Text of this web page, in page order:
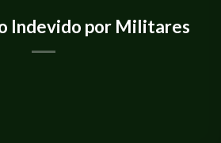
Indevido por Militares